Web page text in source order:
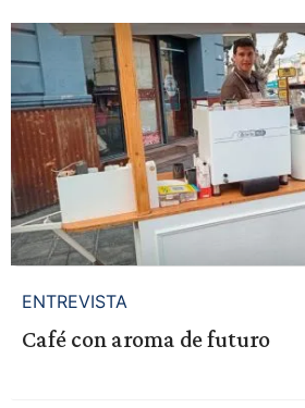
ENTREVISTA
Café con aroma de futuro